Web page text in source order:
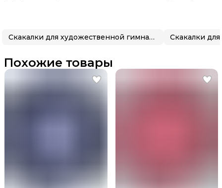
Скакалки для художественной гимнастики
Похожие товары